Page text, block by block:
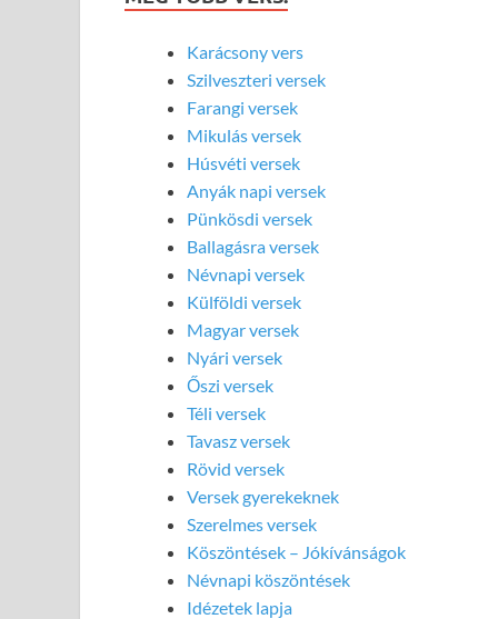
Karácsony vers
Szilveszteri versek
Farangi versek
Mikulás versek
Húsvéti versek
Anyák napi versek
Pünkösdi versek
Ballagásra versek
Névnapi versek
Külföldi versek
Magyar versek
Nyári versek
Őszi versek
Téli versek
Tavasz versek
Rövid versek
Versek gyerekeknek
Szerelmes versek
Köszöntések – Jókívánságok
Névnapi köszöntések
Idézetek lapja